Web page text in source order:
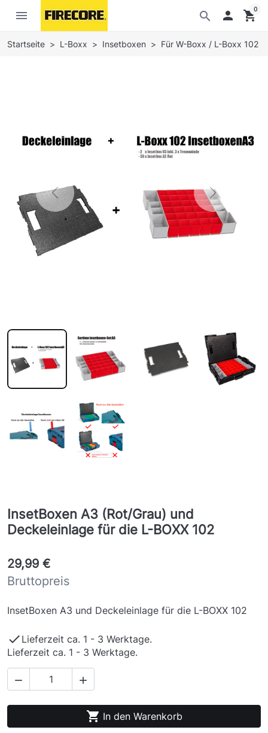
menu search  shopping_cart
0
Startseite L-Boxx Insetboxen Für W-Boxx / L-Boxx 102
Previous Next
InsetBoxen A3 (Rot/Grau) und
Deckeleinlage für die L-BOXX 102
29,99 €
Bruttopreis
InsetBoxen A3 und Deckeleinlage für die L-BOXX 102
 Lieferzeit ca. 1 - 3 Werktage.
Lieferzeit ca. 1 - 3 Werktage.
 
 In den Warenkorb